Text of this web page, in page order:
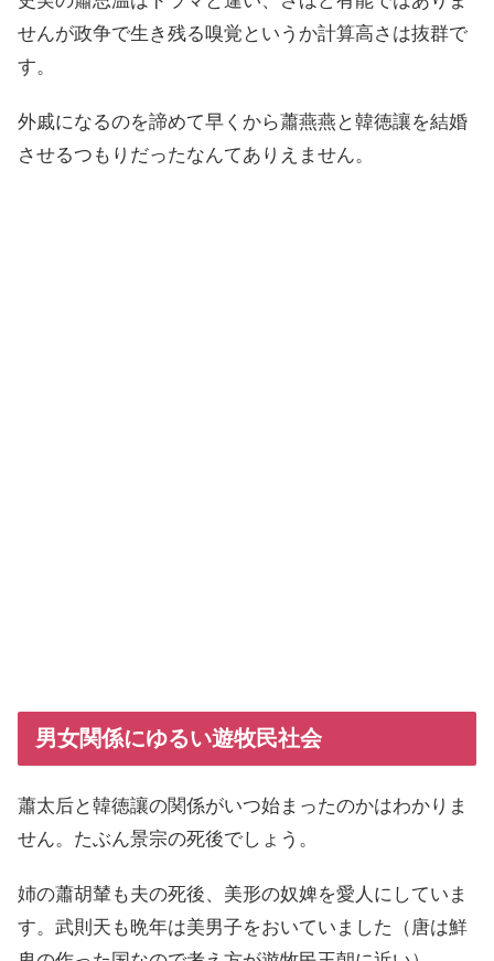
せんが政争で生き残る嗅覚というか計算高さは抜群で
す。
外戚になるのを諦めて早くから蕭燕燕と韓徳讓を結婚
させるつもりだったなんてありえません。
男女関係にゆるい遊牧民社会
蕭太后と韓徳讓の関係がいつ始まったのかはわかりま
せん。たぶん景宗の死後でしょう。
姉の蕭胡輦も夫の死後、美形の奴婢を愛人にしていま
す。武則天も晩年は美男子をおいていました（唐は鮮